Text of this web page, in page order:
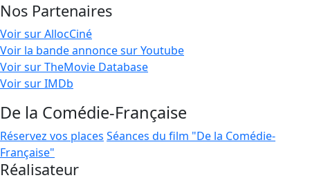
Nos Partenaires
Voir sur AllocCiné
Voir la bande annonce sur Youtube
Voir sur TheMovie Database
Voir sur IMDb
De la Comédie-Française
Réservez vos places Séances du film "De la Comédie-
Française"
Réalisateur